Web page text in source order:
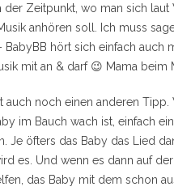
der Zeitpunkt, wo man sich laut
anhören soll. Ich muss
BabyBB hört sich einfach auch
mit an & darf 😉 Mama beim
auch noch einen anderen Tipp.
im Bauch wach ist, einfach
Je öfters das Baby das Lied
es. Und wenn es dann auf
das Baby mit dem schon